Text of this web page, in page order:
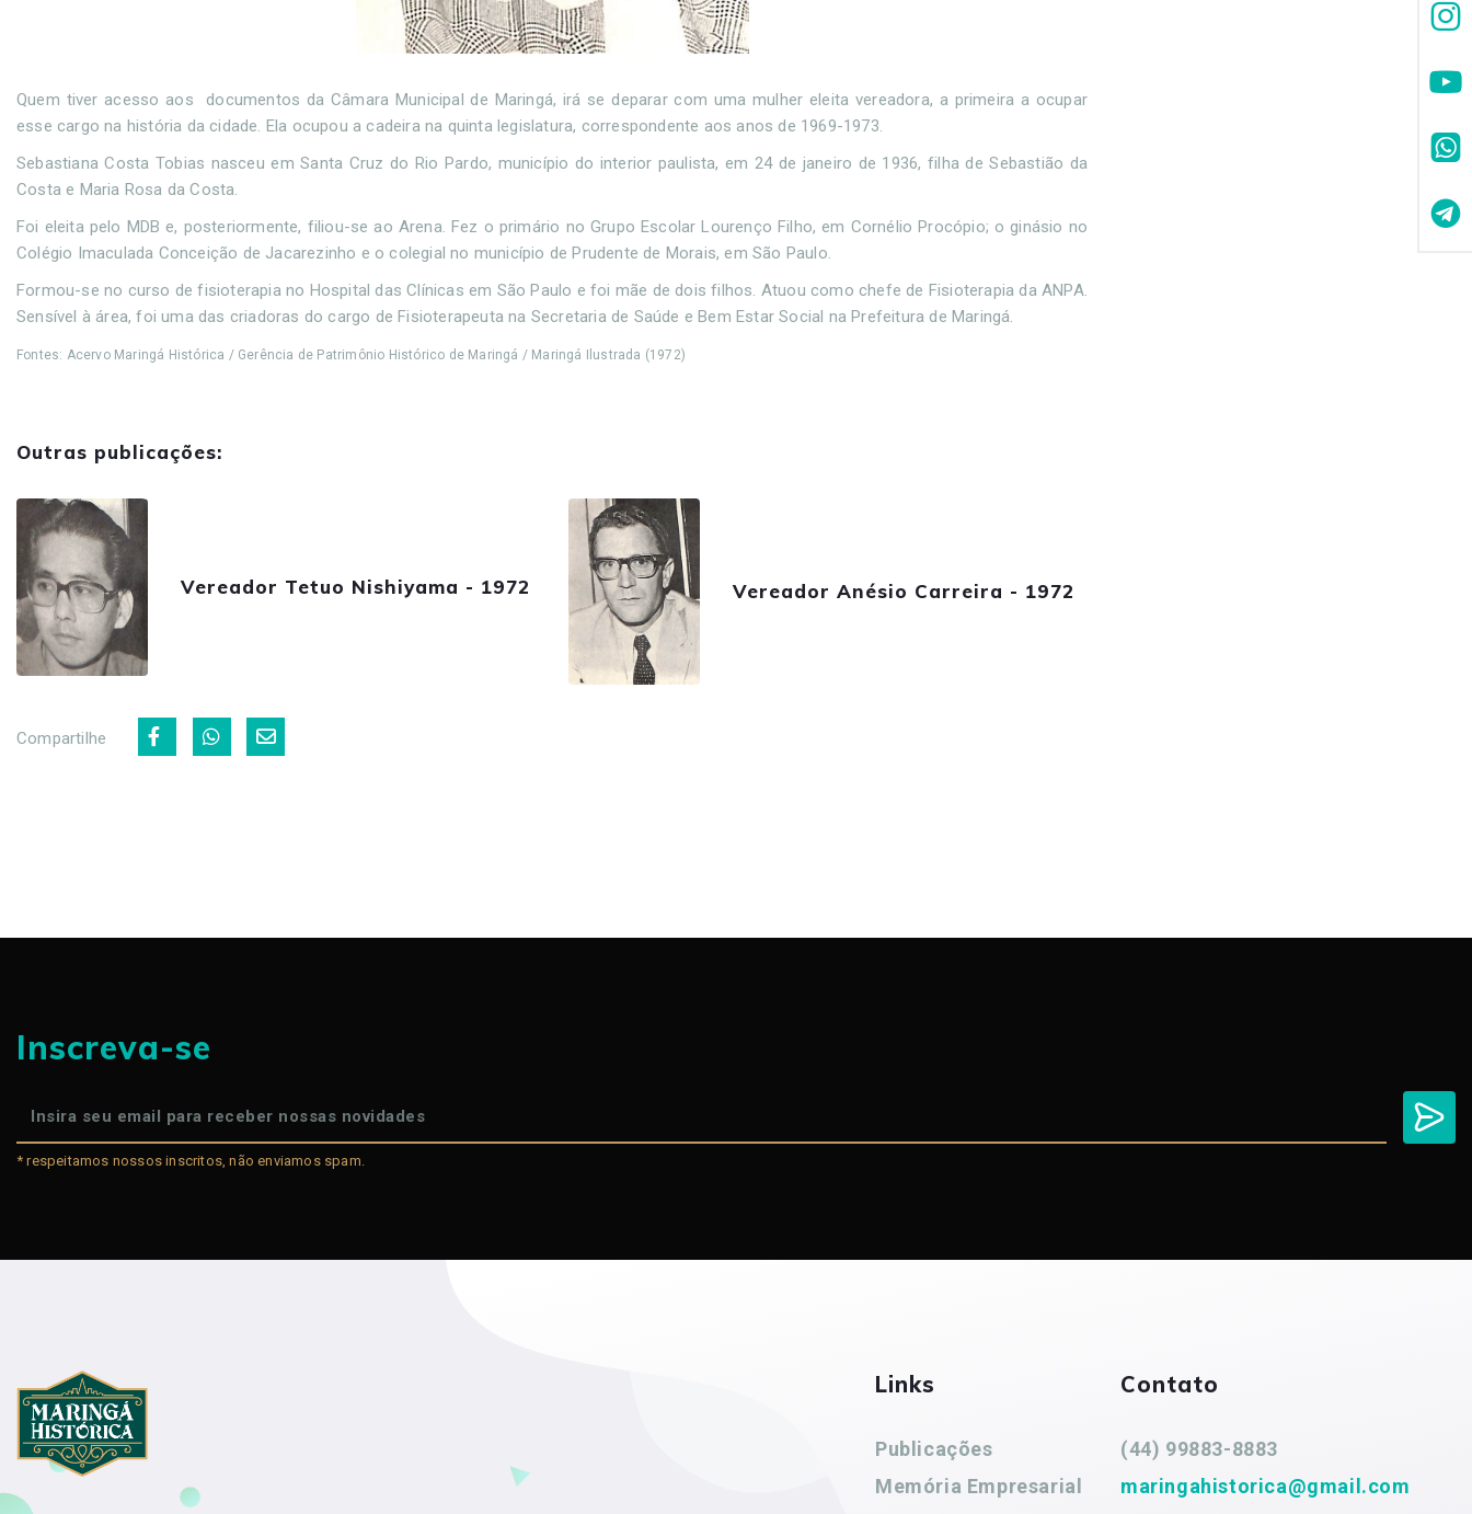
Quem tiver acesso aos documentos da Câmara Municipal de Maringá, irá se deparar com uma mulher eleita vereadora, a primeira a ocupar
esse cargo na história da cidade. Ela ocupou a cadeira na quinta legislatura, correspondente aos anos de 1969-1973.
Sebastiana Costa Tobias nasceu em Santa Cruz do Rio Pardo, município do interior paulista, em 24 de janeiro de 1936, filha de Sebastião da
Costa e Maria Rosa da Costa.
Foi eleita pelo MDB e, posteriormente, filiou-se ao Arena. Fez o primário no Grupo Escolar Lourenço Filho, em Cornélio Procópio; o ginásio no
Colégio Imaculada Conceição de Jacarezinho e o colegial no município de Prudente de Morais, em São Paulo.
Formou-se no curso de fisioterapia no Hospital das Clínicas em São Paulo e foi mãe de dois filhos. Atuou como chefe de Fisioterapia da ANPA.
Sensível à área, foi uma das criadoras do cargo de Fisioterapeuta na Secretaria de Saúde e Bem Estar Social na Prefeitura de Maringá.
Fontes: Acervo Maringá Histórica / Gerência de Patrimônio Histórico de Maringá / Maringá Ilustrada (1972)
Outras publicações:
Vereador Tetuo Nishiyama - 1972 Vereador Anésio Carreira - 1972
Compartilhe
Inscreva-se
* respeitamos nossos inscritos, não enviamos spam.
Links
Publicações
Memória Empresarial
Contato
(44) 99883-8883
maringahistorica@gmail.com